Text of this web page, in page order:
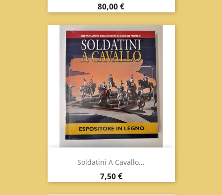
Prezzo
80,00 €
Soldatini A Cavallo...
Prezzo
7,50 €